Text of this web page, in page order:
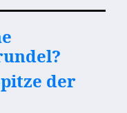
der